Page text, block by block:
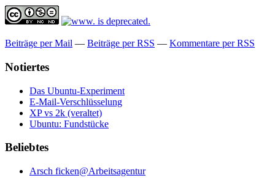
Beiträge per Mail — Beiträge per RSS — Kommentare per RSS
Notiertes
Das Ubuntu-Experiment
E-Mail-Verschlüsselung
XP vs 2k (veraltet)
Ubuntu: Fundstücke
Beliebtes
Arsch ficken@Arbeitsagentur